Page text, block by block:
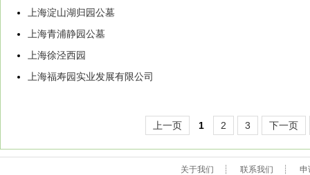
上海淀山湖归园公墓
上海青浦静园公墓
上海徐泾西园
上海福寿园实业发展有限公司
上一页 1 2 3 下一页
关于我们 ┊ 联系我们 ┊
申